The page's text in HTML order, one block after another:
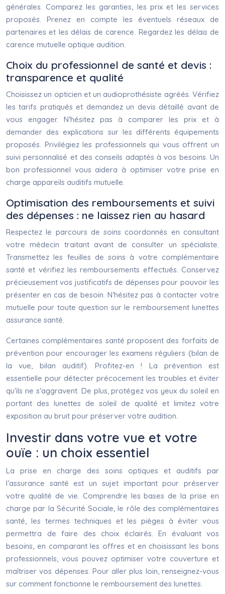
générales. Comparez les garanties, les prix et les services
proposés. Prenez en compte les éventuels réseaux de
partenaires et les délais de carence. Regardez les délais de
carence mutuelle optique audition.
Choix du professionnel de santé et devis :
transparence et qualité
Choisissez un opticien et un audioprothésiste agréés. Vérifiez
les tarifs pratiqués et demandez un devis détaillé avant de
vous engager. N’hésitez pas à comparer les prix et à
demander des explications sur les différents équipements
proposés. Privilégiez les professionnels qui vous offrent un
suivi personnalisé et des conseils adaptés à vos besoins. Un
bon professionnel vous aidera à optimiser votre prise en
charge appareils auditifs mutuelle.
Optimisation des remboursements et suivi
des dépenses : ne laissez rien au hasard
Respectez le parcours de soins coordonnés en consultant
votre médecin traitant avant de consulter un spécialiste.
Transmettez les feuilles de soins à votre complémentaire
santé et vérifiez les remboursements effectués. Conservez
précieusement vos justificatifs de dépenses pour pouvoir les
présenter en cas de besoin. N’hésitez pas à contacter votre
mutuelle pour toute question sur le remboursement lunettes
assurance santé.
Certaines complémentaires santé proposent des forfaits de
prévention pour encourager les examens réguliers (bilan de
la vue, bilan auditif). Profitez-en ! La prévention est
essentielle pour détecter précocement les troubles et éviter
qu’ils ne s’aggravent. De plus, protégez vos yeux du soleil en
portant des lunettes de soleil de qualité et limitez votre
exposition au bruit pour préserver votre audition.
Investir dans votre vue et votre
ouïe : un choix essentiel
La prise en charge des soins optiques et auditifs par
l’assurance santé est un sujet important pour préserver
votre qualité de vie. Comprendre les bases de la prise en
charge par la Sécurité Sociale, le rôle des complémentaires
santé, les termes techniques et les pièges à éviter vous
permettra de faire des choix éclairés. En évaluant vos
besoins, en comparant les offres et en choisissant les bons
professionnels, vous pouvez optimiser votre couverture et
maîtriser vos dépenses. Pour aller plus loin, renseignez-vous
sur comment fonctionne le remboursement des lunettes.